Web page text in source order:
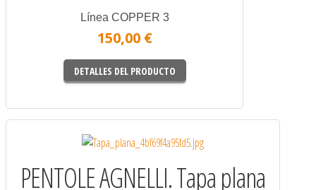
Línea COPPER 3
150,00 €
DETALLES DEL PRODUCTO
PENTOLE AGNELLI. Tapa plana